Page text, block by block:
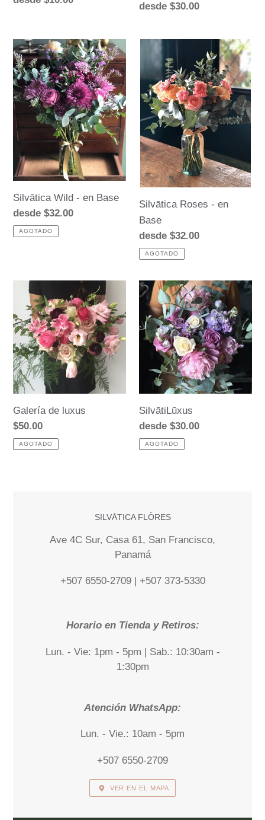
Precio
desde $30.00
Silvātica
Wild
-
en
Base
Silvātica Wild - en Base
Precio
habitual
desde $32.00
AGOTADO
Roses
-
en
Base
Silvātica Roses - en
Base
Precio
habitual
desde $32.00
AGOTADO
Galería
luxus
Galería de luxus
Precio
habitual
$50.00
AGOTADO
SilvātiLūxus
SilvātiLūxus
Precio
habitual
desde $30.00
AGOTADO
UBICACIÓN
SILVĀTICA FLORES
Ave 4C Sur, Casa 61, San Francisco,
Panamá
+507 6550-2709 | +507 373-5330
Horario en Tienda y Retiros:
Lun. - Vie: 1pm - 5pm | Sab.: 10:30am -
1:30pm
Atención WhatsApp:
Lun. - Vie.: 10am - 5pm
+507 6550-2709
VER EN EL MAPA